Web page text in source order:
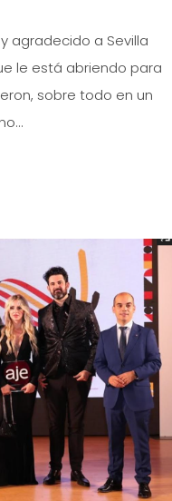
agradecido a Sevilla
le está abriendo para
sobre todo en un